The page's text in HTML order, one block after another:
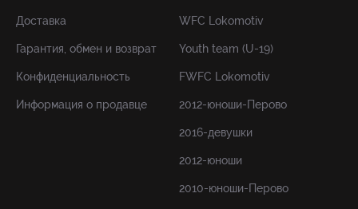
Доставка
Гарантия, обмен и возврат
Конфиденциальность
Информация о продавце
WFC Lokomotiv
Youth team (U-19)
FWFC Lokomotiv
2012-юноши-Перово
2016-девушки
2012-юноши
2010-юноши-Перово